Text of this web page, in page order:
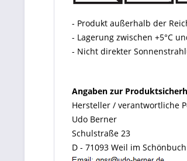
- Produkt außerhalb der
- Lagerung zwischen +5°C
- Nicht direkter
Angaben zur
Hersteller / verantwortliche
Udo Berner
Schulstraße 23
D - 71093 Weil im Schönbuch